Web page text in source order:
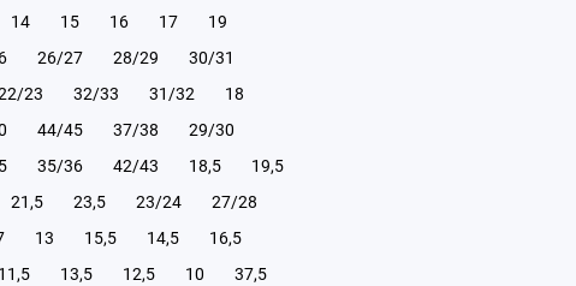
14 15 16 17
19
26/27 28/29
30/31
23 32/33 31/32
18
44/45 37/38
29/30
35/36 42/43 18,5
19,5
21,5 23,5 23/24
27/28
13 15,5 14,5
16,5
11,5 13,5 12,5 10
37,5